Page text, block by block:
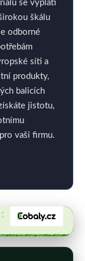
se vyplatí
škálu
odborné
síti a
produkty,
balicích
jistotu,
vaši firmu.